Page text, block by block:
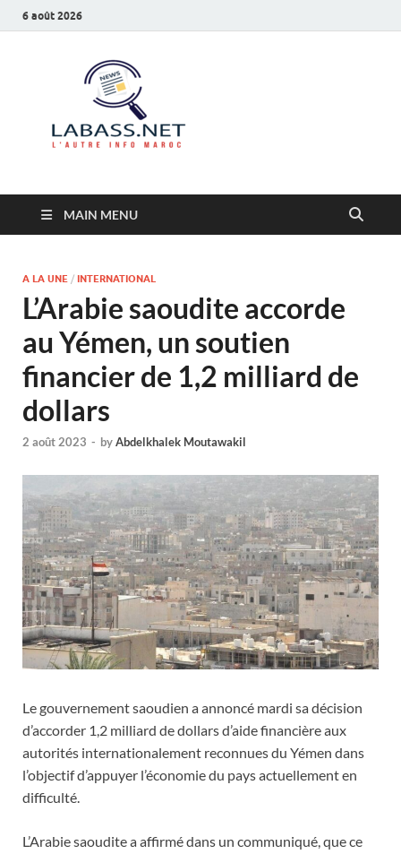
6 août 2026
MAIN MENU
A LA UNE / INTERNATIONAL
L’Arabie saoudite accorde
au Yémen, un soutien
financier de 1,2 milliard de
dollars
2 août 2023 - byAbdelkhalek Moutawakil
Le gouvernement saoudien a annoncé mardi sa décision
d’accorder 1,2 milliard de dollars d’aide financière aux
autorités internationalement reconnues du Yémen dans
l’objectif d’appuyer l’économie du pays actuellement en
difficulté.
L’Arabie saoudite a affirmé dans un communiqué, que ce